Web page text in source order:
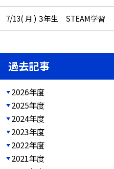
7/13( 月 ) ３年生 STEAM学習
過去記事
2026年度
2025年度
2024年度
2023年度
2022年度
2021年度